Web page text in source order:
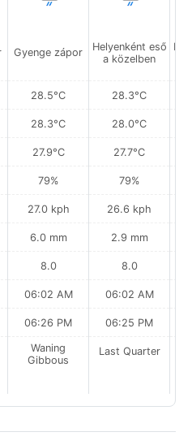
Gyenge zápor
28.5°C
28.3°C
27.9°C
79%
27.0 kph
6.0 mm
8.0
06:02 AM
06:26 PM
Waning
Gibbous
Helyenként eső
a közelben
28.3°C
28.0°C
27.7°C
79%
26.6 kph
2.9 mm
8.0
06:02 AM
06:25 PM
Last Quarter